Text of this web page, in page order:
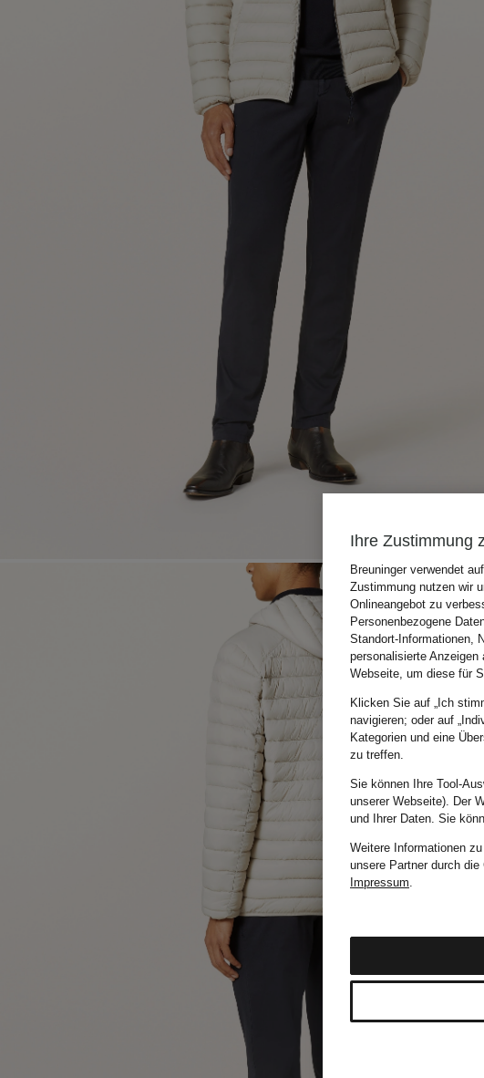
Ihre Zustimmung
Breuninger verwendet
Zustimmung nutzen wir
Onlineangebot zu
Personenbezogene
Standort-Informationen,
personalisierte
Webseite, um diese für
Klicken Sie auf „Ich
navigieren; oder auf
Kategorien und eine
zu treffen.
Sie können Ihre Tool-
unserer Webseite). Der
und Ihrer Daten. Sie
Weitere Informationen
unsere Partner durch
Impressum.